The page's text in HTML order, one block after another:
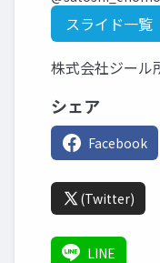
スライド一覧
株式会社ジール
シェア
Facebook
(Twitter)
LINE